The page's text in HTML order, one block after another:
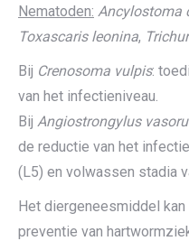
Nematoden: Ancylostoma
Toxascaris leonina,
Bij Crenosoma vulpis:
van het infectieniveau.
Bij Angiostrongylus
de reductie van het
(L5) en volwassen stadia
Het diergeneesmiddel
preventie van